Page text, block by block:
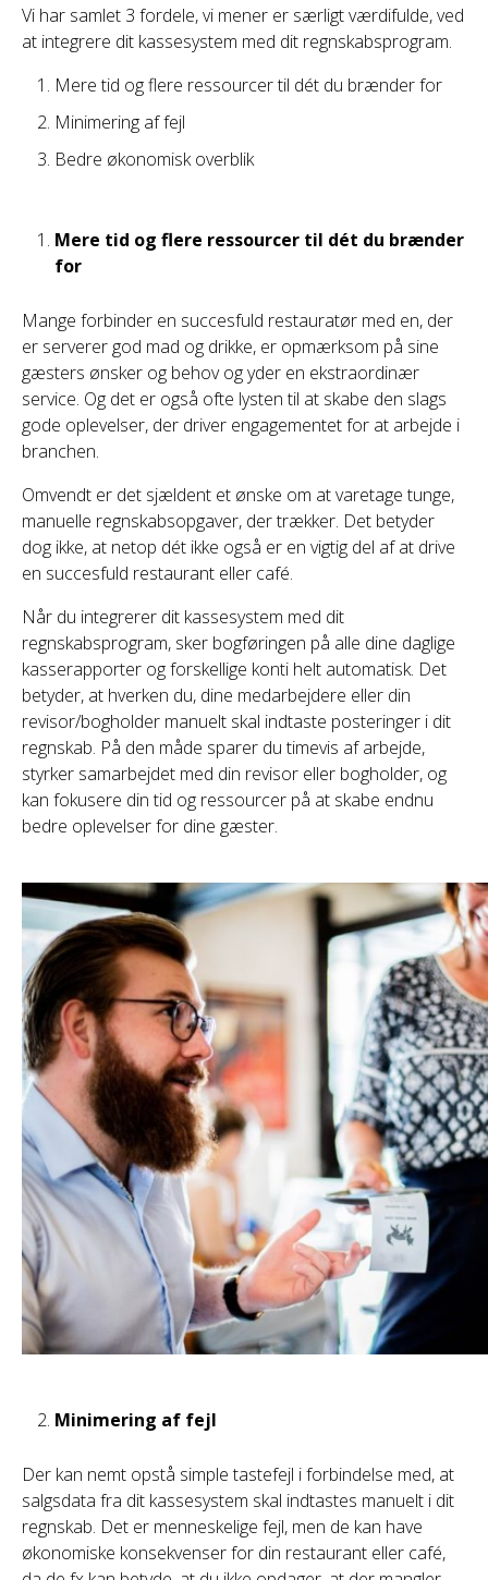
Vi har samlet 3 fordele, vi mener er særligt værdifulde, ved
at integrere dit kassesystem med dit regnskabsprogram.
Mere tid og flere ressourcer til dét du brænder for
Minimering af fejl
Bedre økonomisk overblik
Mere tid og flere ressourcer til dét du brænder
for
Mange forbinder en succesfuld restauratør med en, der
er serverer god mad og drikke, er opmærksom på sine
gæsters ønsker og behov og yder en ekstraordinær
service. Og det er også ofte lysten til at skabe den slags
gode oplevelser, der driver engagementet for at arbejde i
branchen.
Omvendt er det sjældent et ønske om at varetage tunge,
manuelle regnskabsopgaver, der trækker. Det betyder
dog ikke, at netop dét ikke også er en vigtig del af at drive
en succesfuld restaurant eller café.
Når du integrerer dit kassesystem med dit
regnskabsprogram, sker bogføringen på alle dine daglige
kasserapporter og forskellige konti helt automatisk. Det
betyder, at hverken du, dine medarbejdere eller din
revisor/bogholder manuelt skal indtaste posteringer i dit
regnskab. På den måde sparer du timevis af arbejde,
styrker samarbejdet med din revisor eller bogholder, og
kan fokusere din tid og ressourcer på at skabe endnu
bedre oplevelser for dine gæster.
Minimering af fejl
Der kan nemt opstå simple tastefejl i forbindelse med, at
salgsdata fra dit kassesystem skal indtastes manuelt i dit
regnskab. Det er menneskelige fejl, men de kan have
økonomiske konsekvenser for din restaurant eller café,